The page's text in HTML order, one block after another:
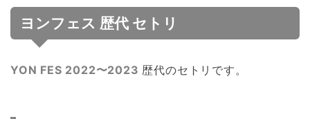
ヨンフェス 歴代 セトリ
YON FES 2022〜2023 歴代のセトリです。